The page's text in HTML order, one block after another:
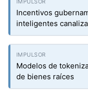
Incentivos
inteligentes
Modelos de
de bienes raíces